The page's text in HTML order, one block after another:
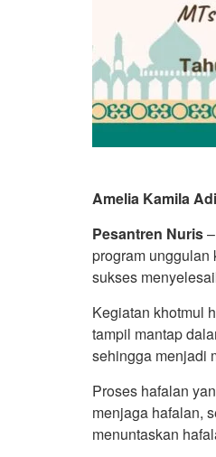
Amelia Kamila
Pesantren Nuris
program unggulan
sukses
Kegiatan khotmul
tampil mantap
sehingga menjadi
Proses hafalan
menjaga hafalan,
menuntaskan